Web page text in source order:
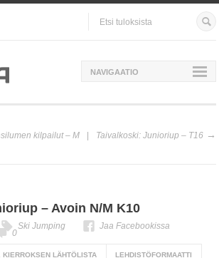
NAVIGAATIO
kilpailut – M Taivalkoski: Junioriup – T16
– Avoin N/M K10
Ski Jumping Jaa Facebookissa
0
KIERROKSEN LÄHTÖLISTA LEHDISTÖFORMAATTI